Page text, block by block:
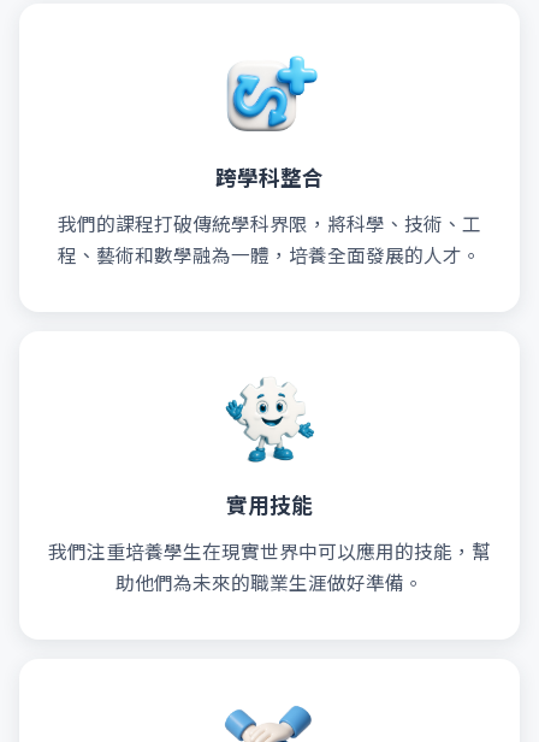
跨學科整合
我們的課程打破傳統學科界限，將科學、技術、工
程、藝術和數學融為一體，培養全面發展的人才。
實用技能
我們注重培養學生在現實世界中可以應用的技能，幫
助他們為未來的職業生涯做好準備。